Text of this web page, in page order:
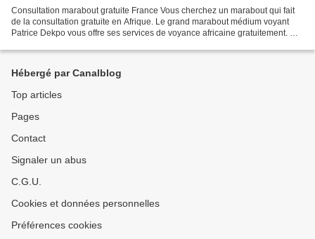
Consultation marabout gratuite France Vous cherchez un marabout qui fait
de la consultation gratuite en Afrique. Le grand marabout médium voyant
Patrice Dekpo vous offre ses services de voyance africaine gratuitement. Ce
Hébergé par Canalblog
Top articles
Pages
Contact
Signaler un abus
C.G.U.
Cookies et données personnelles
Préférences cookies